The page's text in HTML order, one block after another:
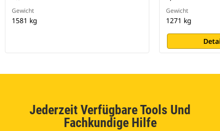
Gewicht
1581 kg
Gewicht
1271 kg
Jederzeit Verfügbare Tools Und
Fachkundige Hilfe